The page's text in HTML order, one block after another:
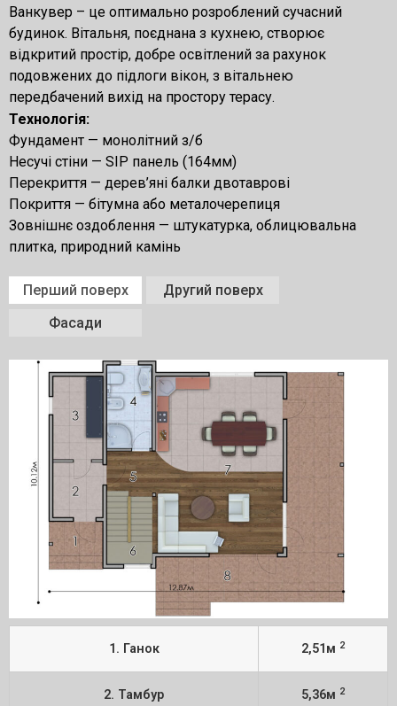
Ванкувер – це оптимально розроблений сучасний
будинок. Вітальня, поєднана з кухнею, створює
відкритий простір, добре освітлений за рахунок
подовжених до підлоги вікон, з вітальнею
передбачений вихід на простору терасу.
Технологія:
Фундамент — монолітний з/б
Несучі стіни — SIP панель (164мм)
Перекриття — дерев’яні балки двотаврові
Покриття — бітумна або металочерепиця
Зовнішнє оздоблення — штукатурка, облицювальна
плитка, природний камінь
Перший поверх
Другий поверх
Фасади
1. Ганок 2,51м 2
2. Тамбур 5,36м 2